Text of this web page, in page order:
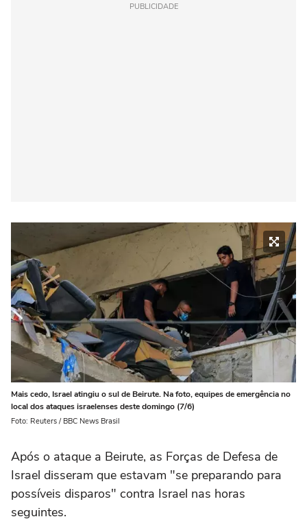
PUBLICIDADE
Mais cedo, Israel atingiu o sul de Beirute. Na foto, equipes de emergência no
local dos ataques israelenses deste domingo (7/6)
Foto: Reuters / BBC News Brasil
Após o ataque a Beirute, as Forças de Defesa de
Israel disseram que estavam "se preparando para
possíveis disparos" contra Israel nas horas
seguintes.